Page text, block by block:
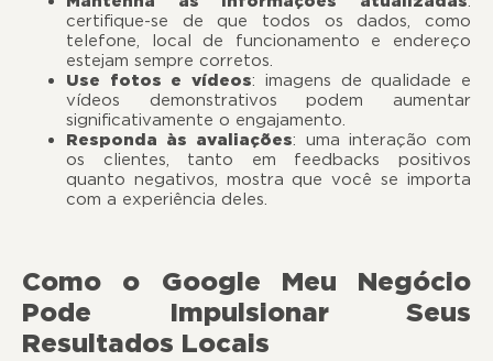
certifique-se de que todos os dados, como
telefone, local de funcionamento e endereço
estejam sempre corretos.
Use fotos e vídeos: imagens de qualidade e
vídeos demonstrativos podem aumentar
significativamente o engajamento.
Responda às avaliações: uma interação com
os clientes, tanto em feedbacks positivos
quanto negativos, mostra que você se importa
com a experiência deles.
Como o Google Meu Negócio
Pode Impulsionar Seus
Resultados Locais